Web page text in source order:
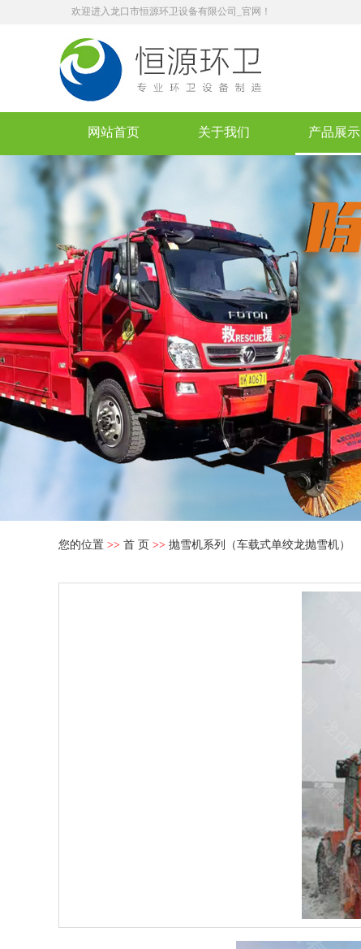
欢迎进入龙口市恒源环卫设备有限公司_官网！
网站首页 关于我们 产品展示
您的位置 >> 首 页 >> 抛雪机系列（车载式单绞龙抛雪机）